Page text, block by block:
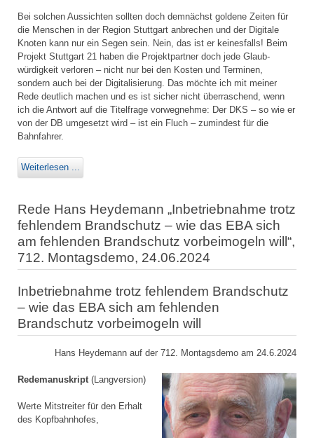
Bei solchen Aussichten sollten doch demnächst goldene Zeiten für
die Menschen in der Region Stuttgart anbrechen und der Digitale
Knoten kann nur ein Segen sein. Nein, das ist er keinesfalls! Beim
Projekt Stuttgart 21 haben die Projektpartner doch jede Glaub­
würdigkeit verloren – nicht nur bei den Kosten und Terminen,
sondern auch bei der Digitalisierung. Das möchte ich mit meiner
Rede deutlich machen und es ist sicher nicht überraschend, wenn
ich die Antwort auf die Titelfrage vorwegnehme: Der DKS – so wie er
von der DB umgesetzt wird – ist ein Fluch – zumindest für die
Bahnfahrer.
Weiterlesen ...
Rede Hans Heydemann „Inbetriebnahme trotz
fehlendem Brandschutz – wie das EBA sich
am fehlenden Brandschutz vorbeimogeln will“,
712. Montagsdemo, 24.06.2024
Inbetriebnahme trotz fehlendem Brandschutz
– wie das EBA sich am fehlenden
Brandschutz vorbeimogeln will
Hans Heydemann auf der 712. Montagsdemo am 24.6.2024
Redemanuskript (Langversion)
Werte Mitstreiter für den Erhalt
des Kopfbahnhofes,